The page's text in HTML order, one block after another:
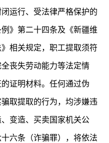
运行、受法律严格保护的
》第二十四条及《新疆维
相关规定，职工提取须符
丧失劳动能力等法定情
证明材料。任何通过伪
取提取的行为，均涉嫌违
变造、买卖国家机关公
六条（诈骗罪），将依法